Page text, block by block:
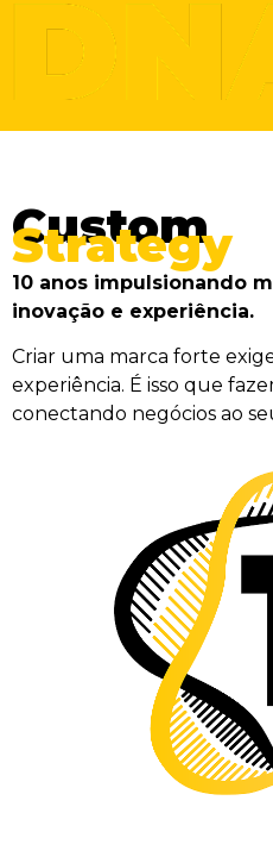
Custom
Strategy
10 anos impulsionando
inovação e experiência.
Criar uma marca forte
experiência. É isso que
conectando negócios ao